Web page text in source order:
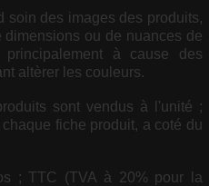
soin des images des produits,
ou de nuances de
principalement à cause des
altèrer les couleurs.
sont vendus à l'unité ;
fiche produit, a coté du
; TTC (TVA à 20% pour la